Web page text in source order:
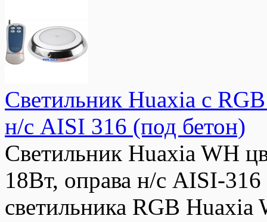
Светильник Huaxia с
н/с AISI 316 (под бетон)
Светильник Huaxia WH
18Вт, оправа н/с AISI-
светильника RGB